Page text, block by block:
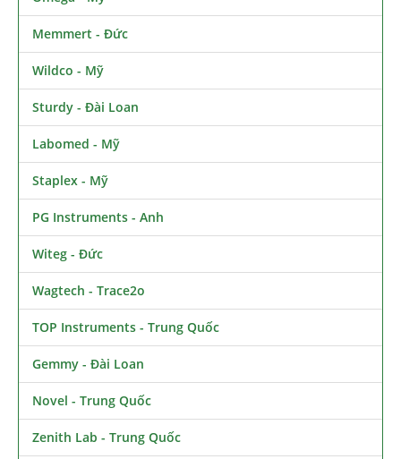
Memmert - Đức
Wildco - Mỹ
Sturdy - Đài Loan
Labomed - Mỹ
Staplex - Mỹ
PG Instruments - Anh
Witeg - Đức
Wagtech - Trace2o
TOP Instruments - Trung Quốc
Gemmy - Đài Loan
Novel - Trung Quốc
Zenith Lab - Trung Quốc